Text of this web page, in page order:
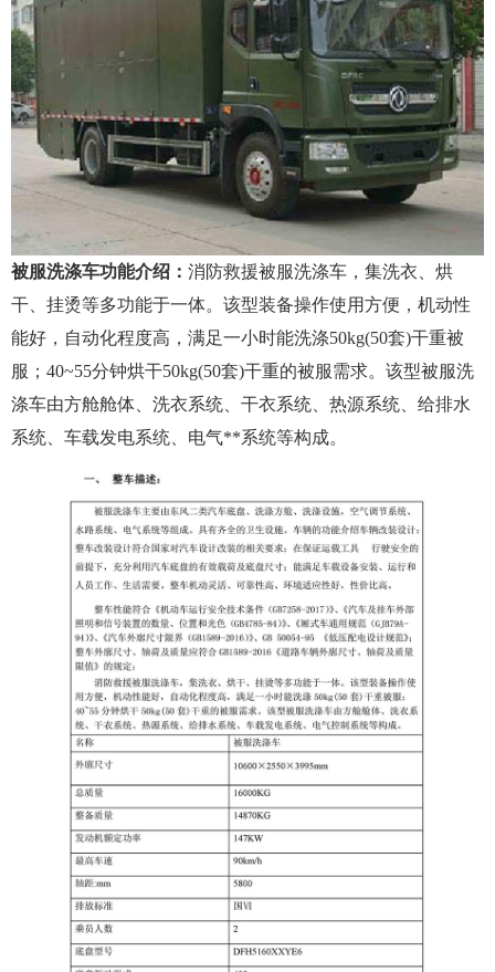
被服洗涤车功能介绍： 消防救援被服洗涤车，集洗衣、烘
干、挂烫等多功能于一体。该型装备操作使用方便，机动性
能好，自动化程度高，满足一小时能洗涤50kg(50套)干重被
服；40~55分钟烘干50kg(50套)干重的被服需求。该型被服洗
涤车由方舱舱体、洗衣系统、干衣系统、热源系统、给排水
系统、车载发电系统、电气**系统等构成。